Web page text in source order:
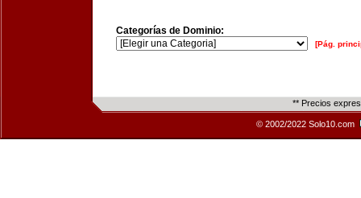
Categorías de Dominio:
[Pág.
** Precios
© 2002/2022 Solo10.com